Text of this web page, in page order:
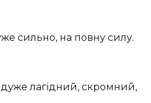
сильно, на повну силу.
лагідний, скромний,